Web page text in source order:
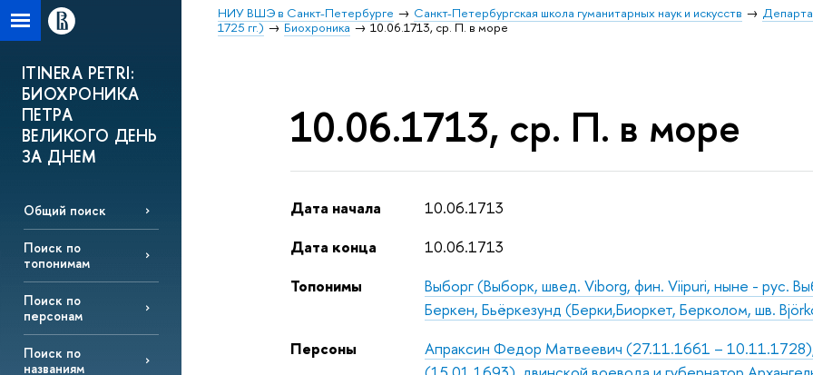
НИУ ВШЭ в Санкт-Петербурге Санкт-Петербургская школа гуманитарных наук и искусств
1725 гг.)
Биохроника 10.06.1713, ср. П. в море
ITINERA PETRI:
БИОХРОНИКА
ПЕТРА
ВЕЛИКОГО ДЕНЬ
ЗА ДНЕМ
Общий поиск
Поиск по
топонимам
Поиск по
персонам
Поиск по
названиям
10.06.1713, ср. П. в море
Дата начала
10.06.1713
Дата конца
10.06.1713
Топонимы
Выборг (Выборк, швед. Viborg, фин. Viipuri, ныне - рус.
Беркен, Бьёркезунд (Берки,Биоркет, Берколом, шв.
Персоны
Апраксин Федор Матвеевич (27.11.1661 –